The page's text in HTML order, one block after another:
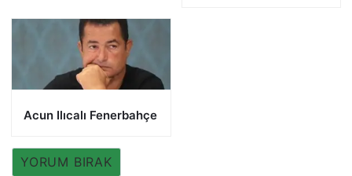
Acun Ilıcalı Fenerbahçe
YORUM BIRAK